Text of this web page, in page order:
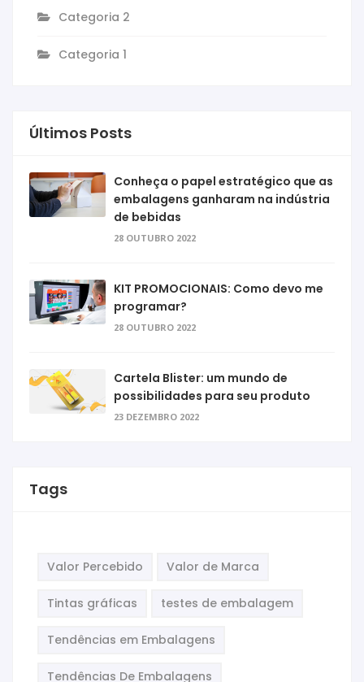
Categoria 2
Categoria 1
Últimos Posts
Conheça o papel estratégico que as
embalagens ganharam na indústria
de bebidas
28 OUTUBRO 2022
KIT PROMOCIONAIS: Como devo me
programar?
28 OUTUBRO 2022
Cartela Blister: um mundo de
possibilidades para seu produto
23 DEZEMBRO 2022
Tags
Valor Percebido Valor de Marca
Tintas gráficas testes de embalagem
Tendências em Embalagens
Tendências De Embalagens